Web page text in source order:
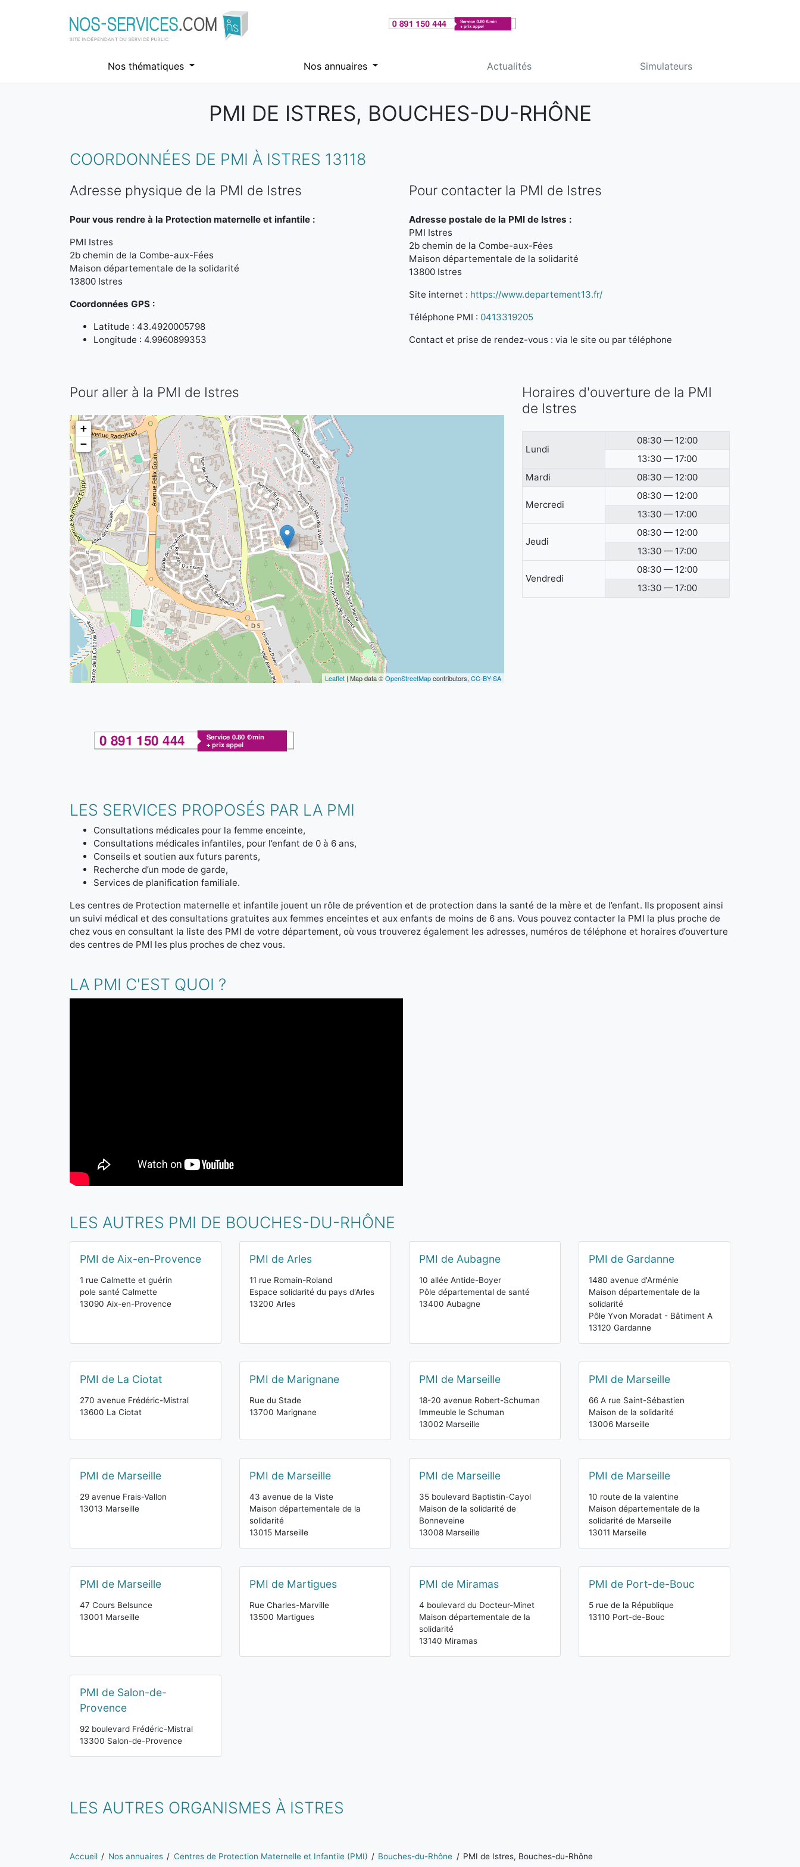
Nos thématiques Nos annuaires Actualités Simulateurs
PMI DE ISTRES, BOUCHES-DU-RHÔNE
COORDONNÉES DE PMI À ISTRES 13118
Adresse physique de la PMI de Istres
Pour vous rendre à la Protection maternelle et infantile :
PMI Istres
2b chemin de la Combe-aux-Fées
Maison départementale de la solidarité
13800 Istres
Coordonnées GPS :
Latitude : 43.4920005798
Longitude : 4.9960899353
Pour contacter la PMI de Istres
Adresse postale de la PMI de Istres :
PMI Istres
2b chemin de la Combe-aux-Fées
Maison départementale de la solidarité
13800 Istres
Site internet : https://www.departement13.fr/
Téléphone PMI : 0413319205
Contact et prise de rendez-vous : via le site ou par téléphone
Pour aller à la PMI de Istres
+
−
Leaflet | Map data ©OpenStreetMapcontributors, CC-BY-SA
Horaires d'ouverture de la PMI
de Istres
Lundi
08:30 — 12:00
13:30 — 17:00
Mardi
08:30 — 12:00
Mercredi
08:30 — 12:00
13:30 — 17:00
Jeudi
08:30 — 12:00
13:30 — 17:00
Vendredi
08:30 — 12:00
13:30 — 17:00
LES SERVICES PROPOSÉS PAR LA PMI
Consultations médicales pour la femme enceinte,
Consultations médicales infantiles, pour l’enfant de 0 à 6 ans,
Conseils et soutien aux futurs parents,
Recherche d’un mode de garde,
Services de planification familiale.
Les centres de Protection maternelle et infantile jouent un rôle de prévention et de protection dans la santé de la mère et de l’enfant. Ils proposent ainsi
un suivi médical et des consultations gratuites aux femmes enceintes et aux enfants de moins de 6 ans. Vous pouvez contacter la PMI la plus proche de
chez vous en consultant la liste des PMI de votre département, où vous trouverez également les adresses, numéros de téléphone et horaires d’ouverture
des centres de PMI les plus proches de chez vous.
LA PMI C'EST QUOI ?
LES AUTRES PMI DE BOUCHES-DU-RHÔNE
PMI de Aix-en-Provence
1 rue Calmette et guérin
pole santé Calmette
13090 Aix-en-Provence
PMI de Arles
11 rue Romain-Roland
Espace solidarité du pays d'Arles
13200 Arles
PMI de Aubagne
10 allée Antide-Boyer
Pôle départemental de santé
13400 Aubagne
PMI de Gardanne
1480 avenue d'Arménie
Maison départementale de la
solidarité
Pôle Yvon Moradat - Bâtiment A
13120 Gardanne
PMI de La Ciotat
270 avenue Frédéric-Mistral
13600 La Ciotat
PMI de Marignane
Rue du Stade
13700 Marignane
PMI de Marseille
18-20 avenue Robert-Schuman
Immeuble le Schuman
13002 Marseille
PMI de Marseille
66 A rue Saint-Sébastien
Maison de la solidarité
13006 Marseille
PMI de Marseille
29 avenue Frais-Vallon
13013 Marseille
PMI de Marseille
43 avenue de la Viste
Maison départementale de la
solidarité
13015 Marseille
PMI de Marseille
35 boulevard Baptistin-Cayol
Maison de la solidarité de
Bonneveine
13008 Marseille
PMI de Marseille
10 route de la valentine
Maison départementale de la
solidarité de Marseille
13011 Marseille
PMI de Marseille
47 Cours Belsunce
13001 Marseille
PMI de Martigues
Rue Charles-Marville
13500 Martigues
PMI de Miramas
4 boulevard du Docteur-Minet
Maison départementale de la
solidarité
13140 Miramas
PMI de Port-de-Bouc
5 rue de la République
13110 Port-de-Bouc
PMI de Salon-de-
Provence
92 boulevard Frédéric-Mistral
13300 Salon-de-Provence
LES AUTRES ORGANISMES À ISTRES
Vous êtes ici:
Accueil Nos annuaires Centres de Protection Maternelle et Infantile (PMI) Bouches-du-Rhône PMI de Istres, Bouches-du-Rhône